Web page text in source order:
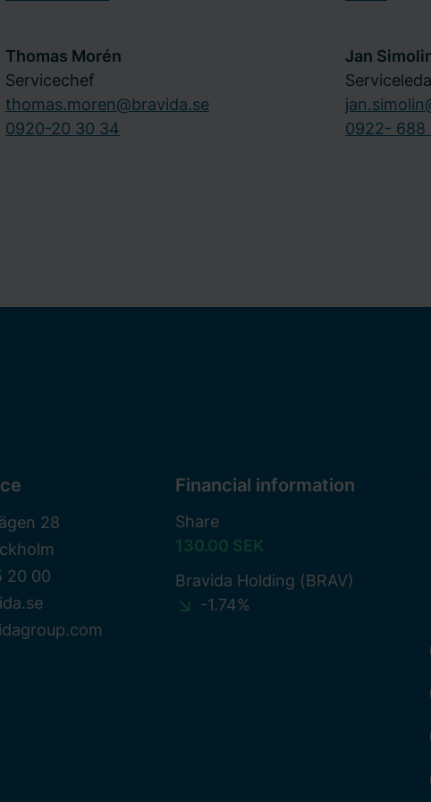
Thomas Morén
Servicechef
thomas.moren@bravida.se
0920-20 30 34
Jan
0922- 688
28
20 00
Financial information
Share
130.00 SEK
Bravida Holding (BRAV)
-1.74%